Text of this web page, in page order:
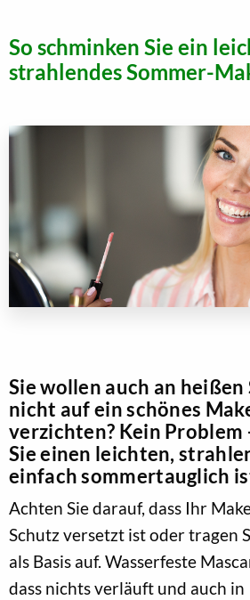
So schminken Sie ein
strahlendes Sommer-
Sie wollen auch an
nicht auf ein schönes
verzichten? Kein Problem
Sie einen leichten,
einfach sommertauglich
Achten Sie darauf, dass Ihr
Schutz versetzt ist oder tragen
als Basis auf. Wasserfeste
dass nichts verläuft und auch in